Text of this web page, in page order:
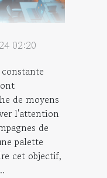
02:20
de moyens
l'attention
de
palette
cet objectif,